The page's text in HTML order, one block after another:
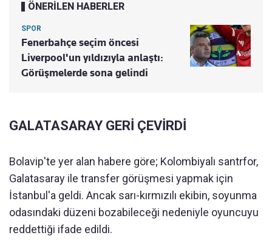
ÖNERİLEN HABERLER
SPOR
Fenerbahçe seçim öncesi
Liverpool'un yıldızıyla anlaştı:
Görüşmelerde sona gelindi
GALATASARAY GERİ ÇEVİRDİ
Bolavip'te yer alan habere göre; Kolombiyalı santrfor,
Galatasaray ile transfer görüşmesi yapmak için
İstanbul'a geldi. Ancak sarı-kırmızılı ekibin, soyunma
odasındaki düzeni bozabileceği nedeniyle oyuncuyu
reddettiği ifade edildi.